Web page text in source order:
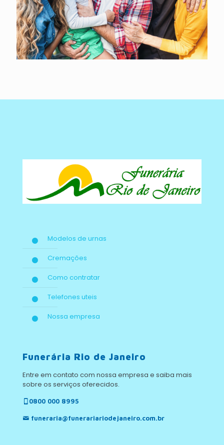
Modelos de urnas
Cremações
Como contratar
Telefones uteis
Nossa empresa
Funerária Rio de Janeiro
Entre em contato com nossa empresa e saiba mais
sobre os serviços oferecidos.
0800 000 8995
funeraria@funerariariodejaneiro.com.br